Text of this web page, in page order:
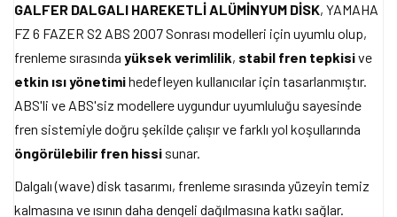
GALFER DALGALI HAREKETLİ ALÜMİNYUM DİSK, YAMAHA
FZ 6 FAZER S2 ABS 2007 Sonrası modelleri için uyumlu olup,
frenleme sırasında yüksek verimlilik, stabil fren tepkisive
etkin ısı yönetimihedefleyen kullanıcılar için tasarlanmıştır.
ABS'li ve ABS'siz modellere uygundur uyumluluğu sayesinde
fren sistemiyle doğru şekilde çalışır ve farklı yol koşullarında
öngörülebilir fren hissi sunar.
Dalgalı (wave) disk tasarımı, frenleme sırasında yüzeyin temiz
kalmasına ve ısının daha dengeli dağılmasına katkı sağlar.